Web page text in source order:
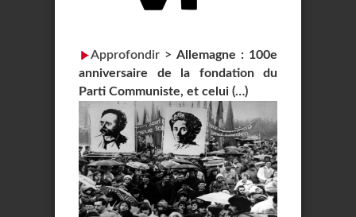
Approfondir > Allemagne : 100e
anniversaire de la fondation du
Parti Communiste, et celui (…)